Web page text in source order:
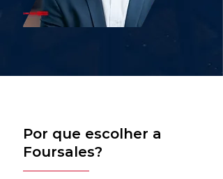
Por que escolher a
Foursales?